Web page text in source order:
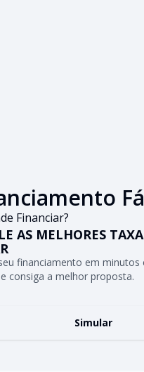
Financiar?
AS MELHORES
financiamento em
consiga a melhor proposta.
Simular